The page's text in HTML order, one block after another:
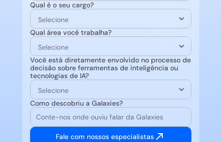
Qual é o seu cargo?
Qual área você trabalha?
Você está diretamente envolvido no processo de
decisão sobre ferramentas de inteligência ou
tecnologias de IA?
Como descobriu a Galaxies?
Fale com nossos especialistas